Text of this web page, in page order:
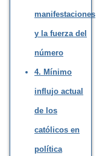
manifestaciones
y la fuerza del
número
4. Mínimo
influjo actual
de los
católicos en
política